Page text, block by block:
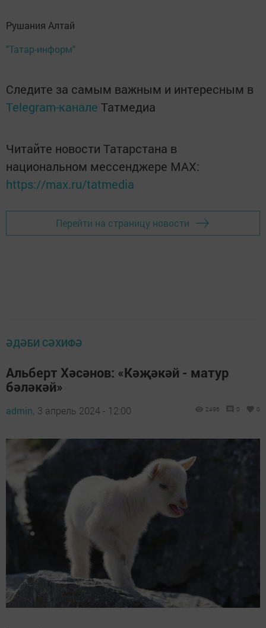
Рушания Алтай
"Татар-информ"
Следите за самым важным и интересным в
Telegram-канале Татмедиа
Читайте новости Татарстана в
национальном мессенджере MАХ:
https://max.ru/tatmedia
Перейти на страницу новости
ӘДӘБИ СӘХИФӘ
Альберт Хәсәнов: «Кәҗәкәй - матур
бәләкәй»
admin, 3 апрель 2024 - 12:00 2496 0 0